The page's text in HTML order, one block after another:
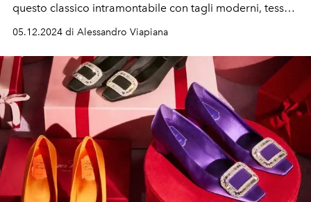
questo classico intramontabile con tagli moderni, tessuti
di pregio e dettagli che elevano un capo essenziale a
punto focale dei look invernali. Perché scegliere
l’ordinario, quando si puoi puntare all’eccellenza?
05.12.2024 di Alessandro Viapiana